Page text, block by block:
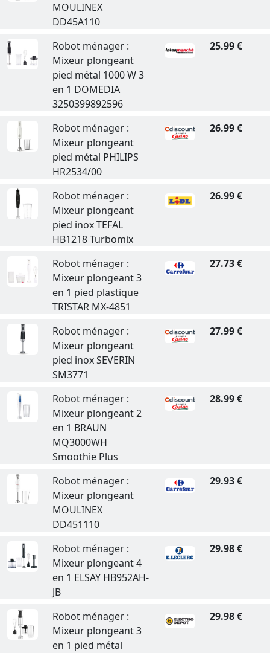
MOULINEX
DD45A110
Robot ménager :
Mixeur plongeant
pied métal 1000 W 3
en 1 DOMEDIA
3250399892596
25.99 €
Robot ménager :
Mixeur plongeant
pied métal PHILIPS
HR2534/00
26.99 €
Robot ménager :
Mixeur plongeant
pied inox TEFAL
HB1218 Turbomix
26.99 €
Robot ménager :
Mixeur plongeant 3
en 1 pied plastique
TRISTAR MX-4851
27.73 €
Robot ménager :
Mixeur plongeant
pied inox SEVERIN
SM3771
27.99 €
Robot ménager :
Mixeur plongeant 2
en 1 BRAUN
MQ3000WH
Smoothie Plus
28.99 €
Robot ménager :
Mixeur plongeant
MOULINEX
DD451110
29.93 €
Robot ménager :
Mixeur plongeant 4
en 1 ELSAY HB952AH-
JB
29.98 €
Robot ménager :
Mixeur plongeant 3
en 1 pied métal
29.98 €